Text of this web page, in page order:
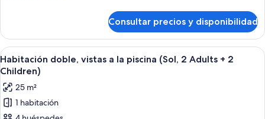
Sol
Room
Sea
View
Consultar precios y disponibilidad
Abrir
todas
las
fotos
de
Habitación de hotel con cama, sofá,
3
Habitación doble, vistas a la piscina (Sol, 2 Adults + 2
Children)
25 m²
1 habitación